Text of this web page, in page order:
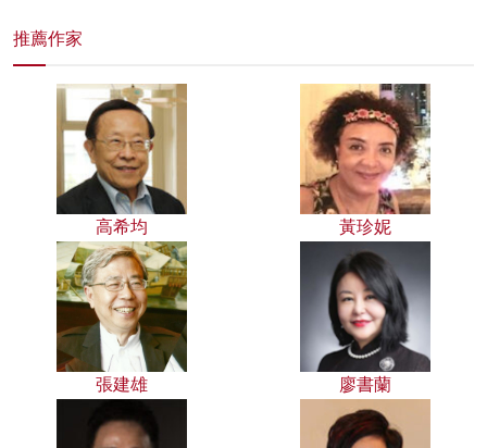
推薦作家
高希均 黃珍妮
張建雄 廖書蘭